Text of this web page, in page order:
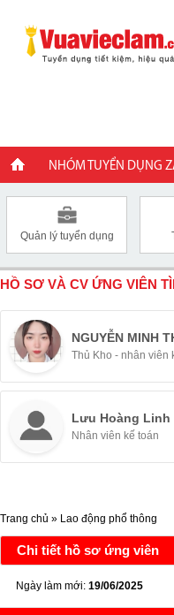
NHÓM TUYỂN DỤNG
Quản lý tuyển dụng
HỒ SƠ VÀ CV ỨNG VIÊN
NGUYỄN MINH
Thủ Kho - nhân viên
Lưu Hoàng Linh
Nhân viên kế toán
Trang chủ » Lao động phổ thông
Chi tiết hồ sơ ứng viên
Ngày làm mới: 19/06/2025